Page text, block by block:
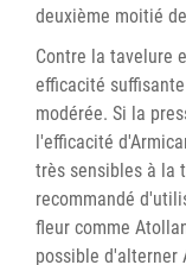
deuxième moitié
Contre la tavelure
efficacité
modérée. Si la
l'efficacité
très sensibles à la
recommandé
fleur comme
possible d'alterner